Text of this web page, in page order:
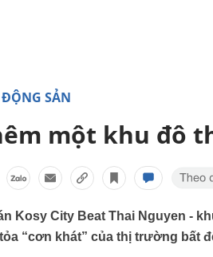
ĐỘNG SẢN
một khu đô
Kosy City Beat Thai Nguyen -
“cơn khát” của thị trường bất